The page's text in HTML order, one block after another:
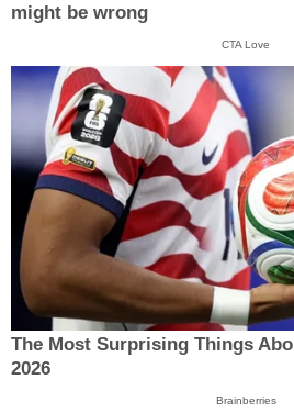
might be wrong
CTA Love
The Most Surprising Things
2026
Brainberries